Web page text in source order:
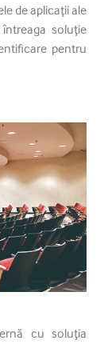
de aplicaţii ale
soluţie
pentru
cu soluţia